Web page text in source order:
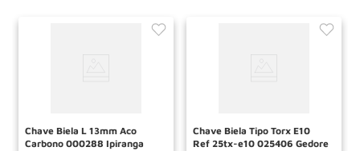
Chave Biela L 13mm Aco
Carbono 000288 Ipiranga
Chave Biela Tipo Torx E10
Ref 25tx-e10 025406 Gedore